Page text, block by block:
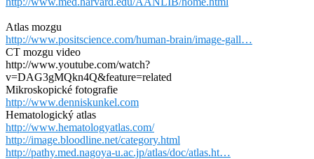
Atlas mozgu
http://www.positscience.com/human-brain/image-gall…
CT mozgu video
http://www.youtube.com/watch?
v=DAG3gMQkn4Q&feature=related
Mikroskopické fotografie
http://www.denniskunkel.com
Hematologický atlas
http://www.hematologyatlas.com/
http://image.bloodline.net/category.html
http://pathy.med.nagoya-u.ac.jp/atlas/doc/atlas.ht…